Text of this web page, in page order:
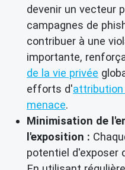
devenir un vecteur
campagnes de
contribuer à une
importante,
de la vie privée
efforts d'
menace.
Minimisation de
l'exposition :
potentiel d'exposer